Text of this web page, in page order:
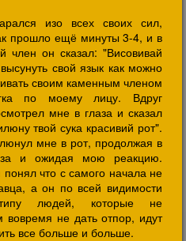
изо всех своих сил,
прошло ещё минуты 3-4, и в
член он сказал: "Висовивай
свой язык как можно
своим каменным членом
по моему лицу. Вдруг
мне в глаза и сказал
твой сука красивий рот".
мне в рот, продолжая в
и ожидая мою реакцию.
что с самого начала не
а он по всей видимости
людей, которые не
вовремя не дать отпор, идут
все больше и больше.